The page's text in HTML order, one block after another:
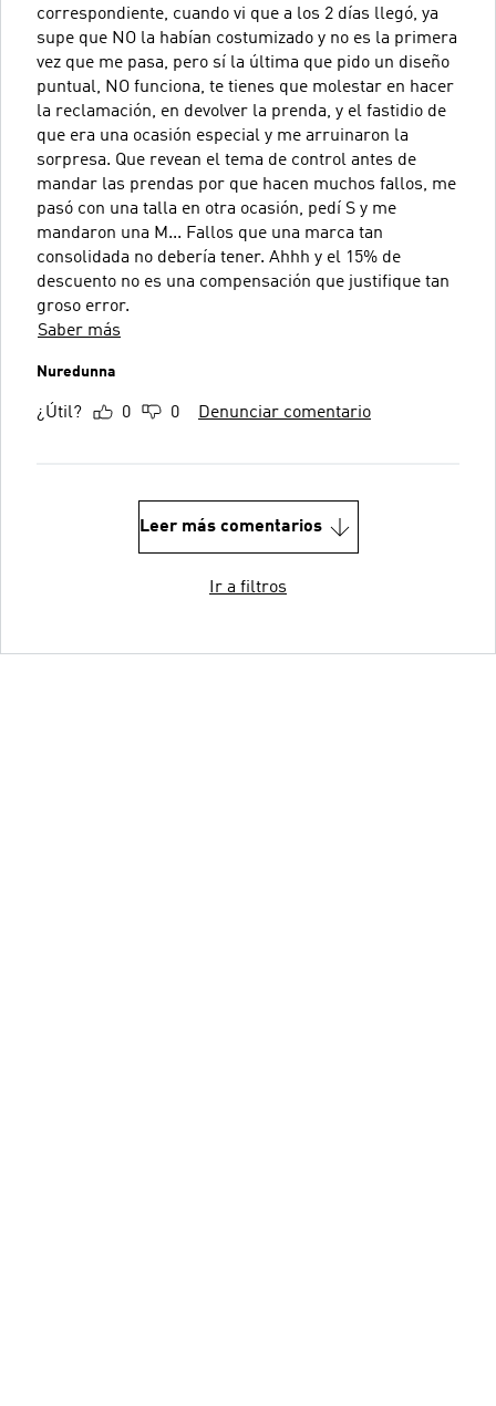
correspondiente, cuando vi que a los 2 días llegó, ya
supe que NO la habían costumizado y no es la primera
vez que me pasa, pero sí la última que pido un diseño
puntual, NO funciona, te tienes que molestar en hacer
la reclamación, en devolver la prenda, y el fastidio de
que era una ocasión especial y me arruinaron la
sorpresa. Que revean el tema de control antes de
mandar las prendas por que hacen muchos fallos, me
pasó con una talla en otra ocasión, pedí S y me
mandaron una M... Fallos que una marca tan
consolidada no debería tener. Ahhh y el 15% de
descuento no es una compensación que justifique tan
groso error.
Saber más
Nuredunna
¿Útil? 0 0 Denunciar comentario
Leer más comentarios
Ir a filtros